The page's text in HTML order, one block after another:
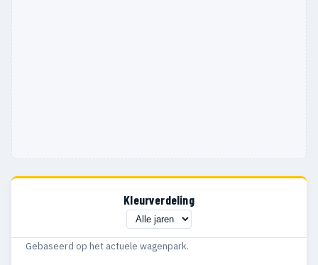
Kleurverdeling
Gebaseerd op het actuele wagenpark.